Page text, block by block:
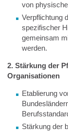
von
Verpflichtung
spezifischer
gemeinsam
werden.
2. Stärkung der
Organisationen
Etablierung
Stärkung der